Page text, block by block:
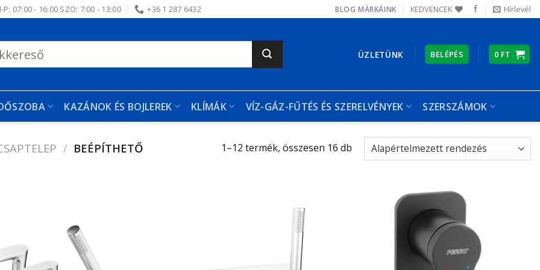
P: 07:00 - 16:00 SZO: 7:00 - 13:00 +36 1 287 6432 BLOG MÁRKÁINK KEDVENCEK Hírlevél
ÜZLETÜNK BELÉPÉS 0 FT
KAZÁNOK ÉS BOJLEREK KLÍMÁK VÍZ-GÁZ-FŰTÉS ÉS SZERELVÉNYEK SZERSZÁMOK
/ BEÉPÍTHETŐ 1–12 termék, összesen 16 db
Kedvencekhez